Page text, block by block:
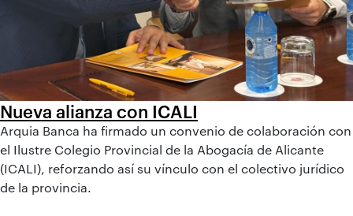
Nueva alianza con ICALI
Arquia Banca ha firmado un convenio de colaboración con
el Ilustre Colegio Provincial de la Abogacía de Alicante
(ICALI), reforzando así su vínculo con el colectivo jurídico
de la provincia.